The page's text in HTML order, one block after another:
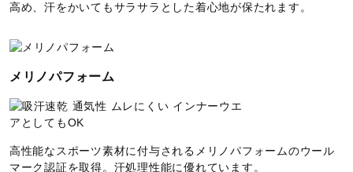
高め、汗をかいてもサラサラとした着心地が保たれます。
メリノパフォーム
高性能なスポーツ素材に付与されるメリノパフォームのウール
マーク認証を取得。汗処理性能に優れています。